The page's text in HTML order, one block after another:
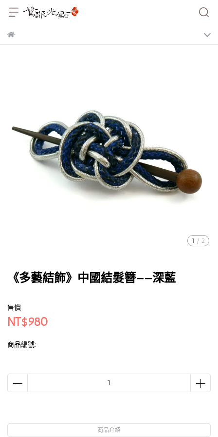
1 / 2
《多藝結飾》中國結髮簪——深藍
售價
NT$980
商品編號:
商品介紹